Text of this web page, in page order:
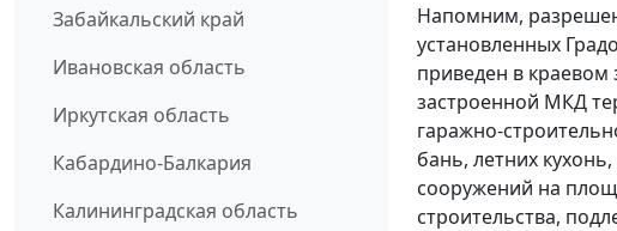
Забайкальский край
Ивановская область
Иркутская область
Кабардино-Балкария
Калининградская область
Напомним,
установленных
приведен в краевом
застроенной МКД
гаражно-
бань, летних
сооружений на
строительства,